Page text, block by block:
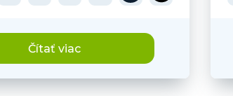
Čítať viac